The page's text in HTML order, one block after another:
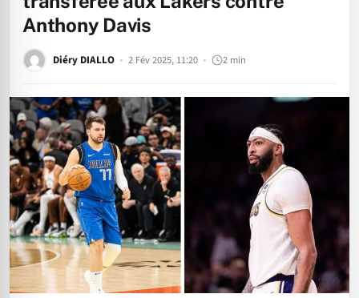
Anthony Davis
Diéry DIALLO 2 Fév 2025, 11:20 2 min